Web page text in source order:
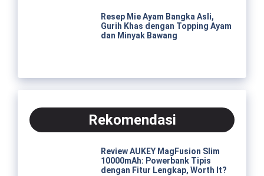
Resep Mie Ayam Bangka Asli,
Gurih Khas dengan Topping Ayam
dan Minyak Bawang
Rekomendasi
Review AUKEY MagFusion Slim
10000mAh: Powerbank Tipis
dengan Fitur Lengkap, Worth It?